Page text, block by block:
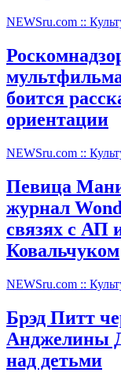
NEWSru.com ::
боится
ориентации
NEWSru.com ::
Певица
журнал
связях с АП
Ковальчуком
NEWSru.com ::
Брэд Питт
Анджелины
над детьми